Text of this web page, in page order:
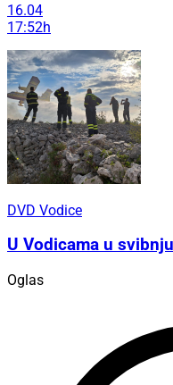
16.04
17:52h
DVD Vodice
U Vodicama u
Oglas